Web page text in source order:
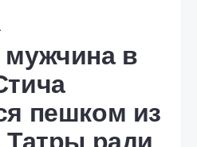
в
пешком из